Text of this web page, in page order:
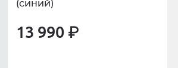
(синий)
13 990 ₽